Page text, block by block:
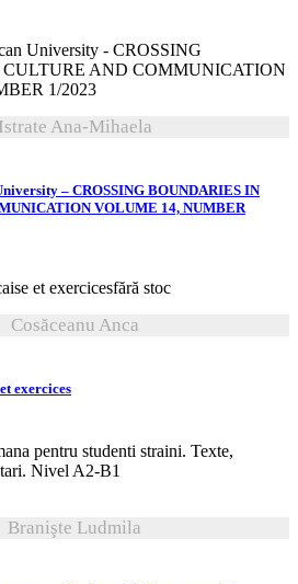
Istrate Ana-Mihaela
– CROSSING BOUNDARIES IN
VOLUME 14, NUMBER
fără stoc
Cosăceanu Anca
exercices
Branişte Ludmila